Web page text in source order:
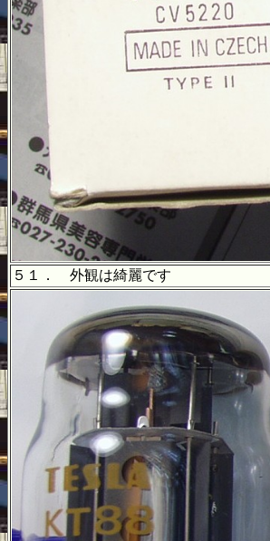
５１． 外観は綺麗です